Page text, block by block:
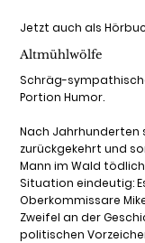
Jetzt auch als
Altmühlwölfe
Schräg-
Portion Humor.
Nach Jahrhunderten
zurückgekehrt und
Mann im Wald
Situation eindeutig:
Oberkommissare
Zweifel an der
politischen